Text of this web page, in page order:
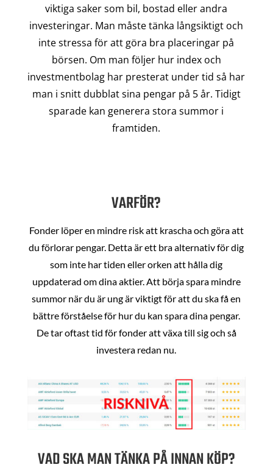
viktiga saker som bil, bostad eller andra
investeringar. Man måste tänka långsiktigt och
inte stressa för att göra bra placeringar på
börsen. Om man följer hur index och
investmentbolag har presterat under tid så har
man i snitt dubblat sina pengar på 5 år. Tidigt
sparade kan generera stora summor i
framtiden.
VARFÖR?
Fonder löper en mindre risk att krascha och göra att
du förlorar pengar. Detta är ett bra alternativ för dig
som inte har tiden eller orken att hålla dig
uppdaterad om dina aktier. Att börja spara mindre
summor när du är ung är viktigt för att du ska få en
bättre förståelse för hur du kan spara dina pengar.
De tar oftast tid för fonder att växa till sig och så
investera redan nu.
VAD SKA MAN TÄNKA PÅ INNAN KÖP?